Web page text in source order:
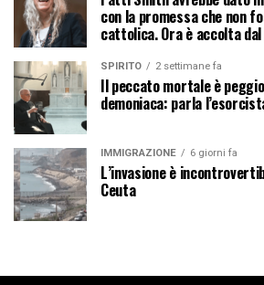
con la promessa che non
cattolica. Ora è accolta dal
SPIRITO 2 settimane fa
Il peccato mortale è
demoniaca: parla
IMMIGRAZIONE 6 giorni fa
L’invasione è
Ceuta